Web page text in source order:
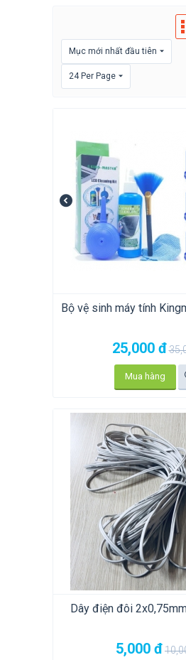
Mục mới nhất đầu tiên
24 Per Page
Bộ vệ sinh máy tính
25,000 đ
Mua hàng
Dây điện đôi
5,000 đ